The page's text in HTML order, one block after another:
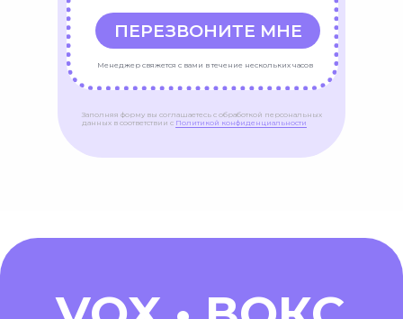
ПЕРЕЗВОНИТЕ МНЕ
Менеджер свяжется с вами в течение нескольких часов
Заполняя форму вы соглашаетесь с обработкой персональных
данных в соответствии с Политикой конфиденциальности